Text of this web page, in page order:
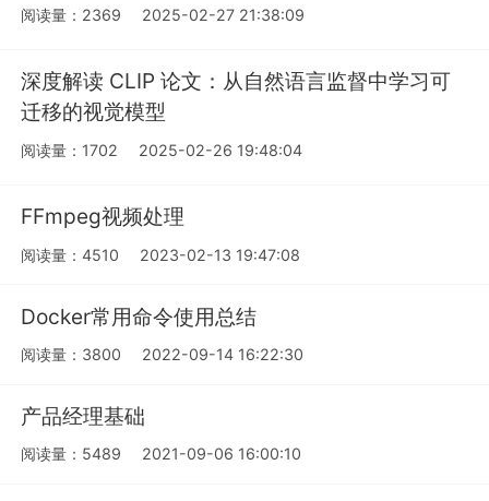
阅读量：2369 2025-02-27 21:38:09
深度解读 CLIP 论文：从自然语言监督中学习可
迁移的视觉模型
阅读量：1702 2025-02-26 19:48:04
FFmpeg视频处理
阅读量：4510 2023-02-13 19:47:08
Docker常用命令使用总结
阅读量：3800 2022-09-14 16:22:30
产品经理基础
阅读量：5489 2021-09-06 16:00:10